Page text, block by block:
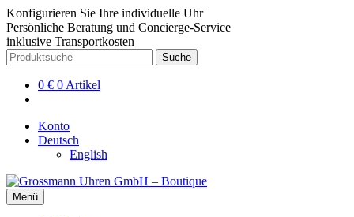
Konfigurieren Sie Ihre individuelle Uhr
Persönliche Beratung und Concierge-Service
inklusive Transportkosten
Zur
Navigation
springen
Zum
Inhalt
springen
Suche
nach:
Suche
0 € 0 Artikel
Konto
Deutsch
English
Menü